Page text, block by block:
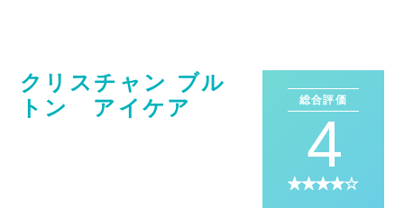
クリスチャン ブル
トン アイケア
総合評価
4